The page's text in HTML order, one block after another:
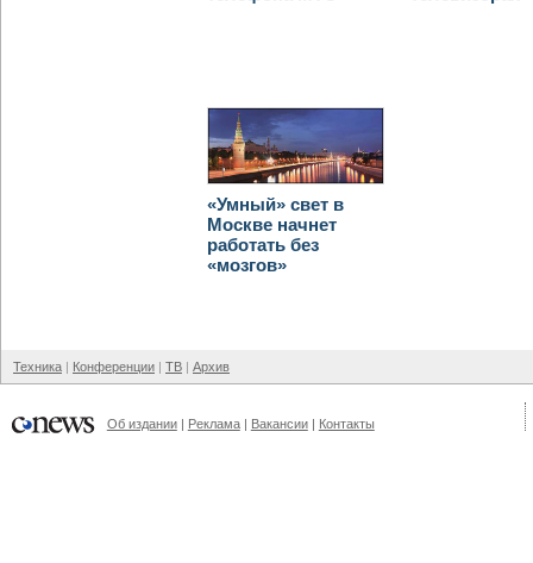
«Умный» свет в
Москве начнет
работать без
«мозгов»
Техника Конференции ТВ Архив
Об издании Реклама Вакансии Контакты